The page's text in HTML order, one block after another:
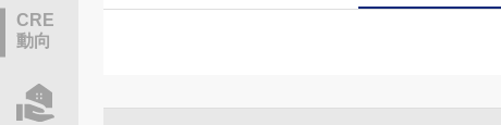
CRE
動向